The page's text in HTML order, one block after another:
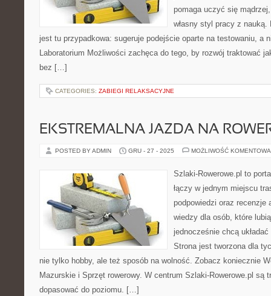
pomaga uczyć się
własny styl pracy z nauką.
jest tu przypadkowa: sugeruje podejście oparte na testowaniu, a
Laboratorium Możliwości zachęca do tego, by rozwój traktować
bez […]
CATEGORIES: ZABIEGI RELAKSACYJNE
EKSTREMALNA JAZDA NA
POSTED BY ADMIN GRU - 27 - 2025 MOŻLIWOŚĆ
Szlaki-Rowerowe.pl to
łączy w jednym miejscu
podpowiedzi oraz recenzje
wiedzy dla osób, które
jednocześnie chcą
Strona jest tworzona dla
nie tylko hobby, ale też sposób na wolność. Zobacz koniecznie
Mazurskie i Sprzęt rowerowy. W centrum Szlaki-Rowerowe.pl są
dopasować do poziomu. […]